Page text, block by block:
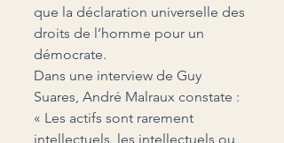
que la déclaration universelle des
droits de l’homme pour un
démocrate.
Dans une interview de Guy
Suares, André Malraux constate :
« Les actifs sont rarement
intellectuels, les intellectuels ou